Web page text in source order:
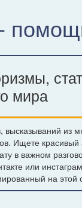
мира
из
Ищете
в важном
или
на этой